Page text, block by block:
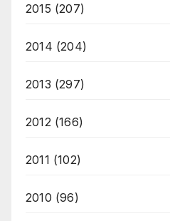
2015 (207)
2014 (204)
2013 (297)
2012 (166)
2011 (102)
2010 (96)